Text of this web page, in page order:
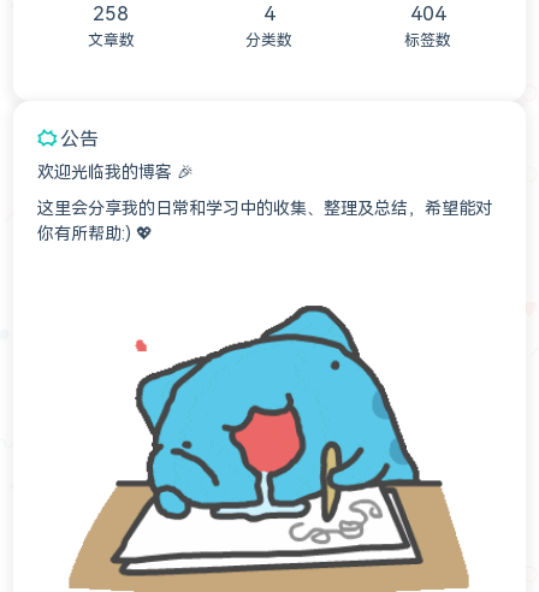
258
文章数
4
分类数
404
标签数
公告
欢迎光临我的博客 🎉
这里会分享我的日常和学习中的收集、整理及总结，希望能对
你有所帮助:) 💖